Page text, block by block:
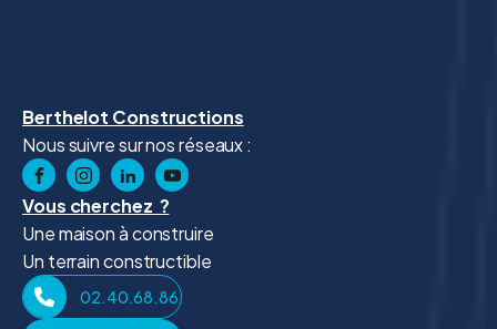
Berthelot Constructions
Nous suivre sur nos réseaux :
Vous cherchez ?
Une maison à construire
Un terrain constructible
02.40.68.86.41